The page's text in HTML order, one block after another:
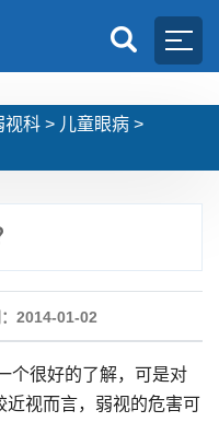
视科 > 儿童眼病 >
2014-01-02
个很好的了解，可是对
近视而言，弱视的危害可